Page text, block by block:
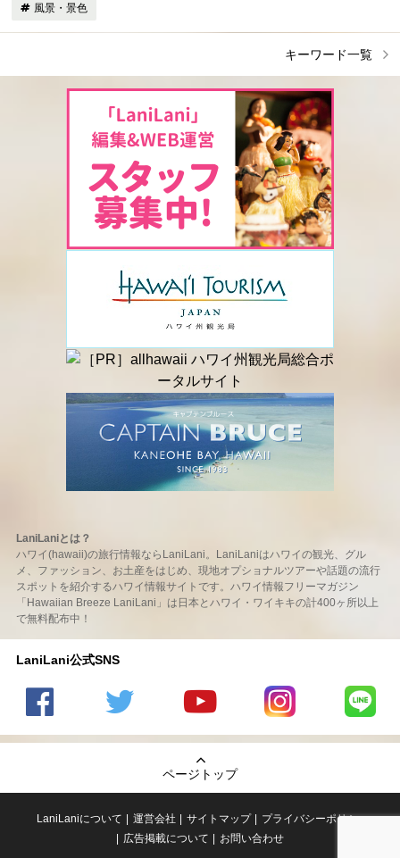
風景・景色
キーワード一覧
LaniLaniとは？
ハワイ(hawaii)の旅行情報ならLaniLani。LaniLaniはハワイの観光、グル
メ、ファッション、お土産をはじめ、現地オプショナルツアーや話題の流行
スポットを紹介するハワイ情報サイトです。ハワイ情報フリーマガジン
「Hawaiian Breeze LaniLani」は日本とハワイ・ワイキキの計400ヶ所以上
で無料配布中！
LaniLani公式SNS
の
のtwitter
の
Youtube
チャンネ
LaniLani
LaniLani
ページトップ
LaniLaniについて 運営会社 サイトマップ
プライバシーポリシー
広告掲載について
お問い合わせ